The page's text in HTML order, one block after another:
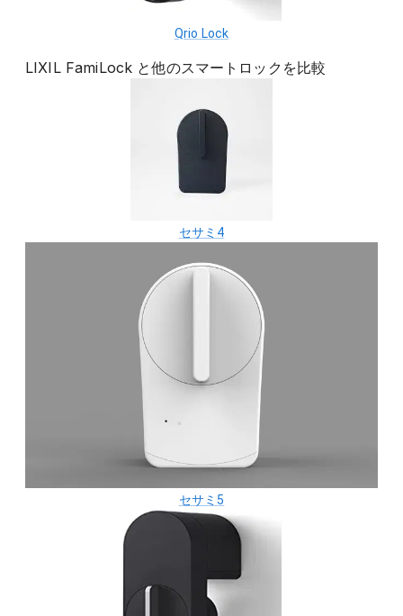
Qrio Lock
LIXIL FamiLock と他のスマートロック を比較
セサミ4
セサミ5